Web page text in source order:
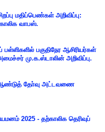
மதிப்பெண்கள் அறிவிப்பு:
வாபஸ்.
பகுதிநேர ஆசிரியர்கள்
மு.க.ஸ்டாலின் அறிவிப்பு.
ஆண்டுத் தோ்வு அட்டவணை
2025 - தற்காலிக தெரிவுப்